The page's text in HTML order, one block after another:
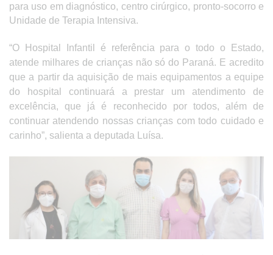
para uso em diagnóstico, centro cirúrgico, pronto-socorro e
Unidade de Terapia Intensiva.
“O Hospital Infantil é referência para o todo o Estado,
atende milhares de crianças não só do Paraná. E acredito
que a partir da aquisição de mais equipamentos a equipe
do hospital continuará a prestar um atendimento de
excelência, que já é reconhecido por todos, além de
continuar atendendo nossas crianças com todo cuidado e
carinho”, salienta a deputada Luísa.